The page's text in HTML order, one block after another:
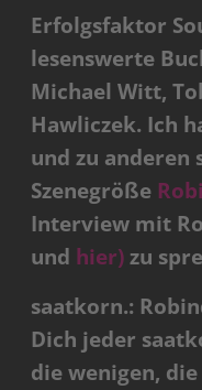
Erfolgsfaktor
lesenswerte
Michael Witt,
Hawliczek. Ich
und zu anderen
Szenegröße
Interview mit
und hier)zu
saatkorn.:
Dich jeder
die wenigen,